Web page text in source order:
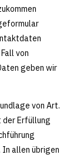
von
geben wir
von Art.
der Erfüllung
allen übrigen